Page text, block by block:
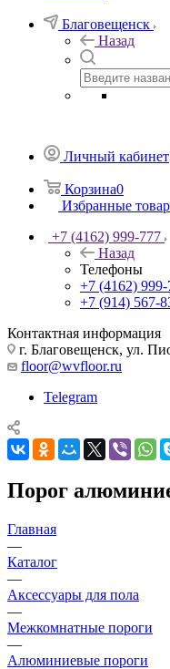
Благовещенск
Назад
Личный кабинет
Корзина0
Избранные
+7 (4162) 999-777
Назад
Телефоны
+7 (4162) 999-
+7 (914) 567-
Контактная информация
г. Благовещенск, ул.
floor@wvfloor.ru
Telegram
Порог
Главная
—
Каталог
—
Аксессуары для пола
—
Межкомнатные пороги
—
Алюминиевые пороги